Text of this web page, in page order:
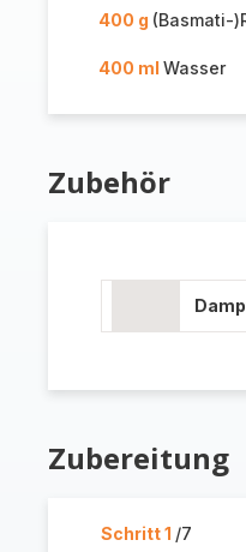
400 g (Basmati-
400 ml Wasser
Zubehör
Zubereitung
Schritt 1 /7